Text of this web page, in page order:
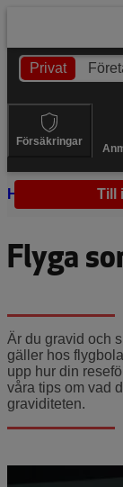
Till
Privat
Försäkringar
Hem
Flyga
Är du gravid och
gäller hos
upp hur din
våra tips om vad
graviditeten.